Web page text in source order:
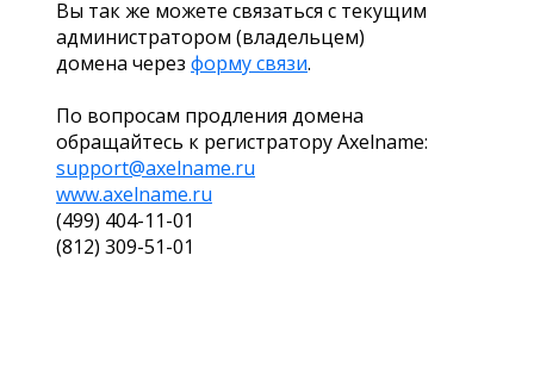
Вы так же можете связаться с текущим
администратором (владельцем)
домена через форму связи.
По вопросам продления домена
обращайтесь к регистратору Axelname:
support@axelname.ru
www.axelname.ru
(499) 404-11-01
(812) 309-51-01